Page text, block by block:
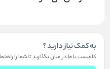
به کمک نیاز دارید ؟
کافیست با ما در میان بگذارید تا شما را